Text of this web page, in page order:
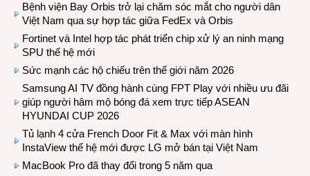
Bệnh viện Bay Orbis trở lại chăm sóc mắt cho người dân
Việt Nam qua sự hợp tác giữa FedEx và Orbis
Fortinet và Intel hợp tác phát triển chip xử lý an ninh mạng
SPU thế hệ mới
Sức mạnh các hộ chiếu trên thế giới năm 2026
Samsung AI TV đồng hành cùng FPT Play với nhiều ưu đãi
giúp người hâm mộ bóng đá xem trực tiếp ASEAN
HYUNDAI CUP 2026
Tủ lạnh 4 cửa French Door Fit & Max với màn hình
InstaView thế hệ mới được LG mở bán tại Việt Nam
MacBook Pro đã thay đổi trong 5 năm qua